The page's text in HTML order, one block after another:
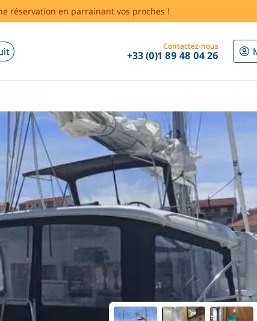
réservation en parrainant vos proches !
Contactez-nous
+33 (0)1 89 48 04 26